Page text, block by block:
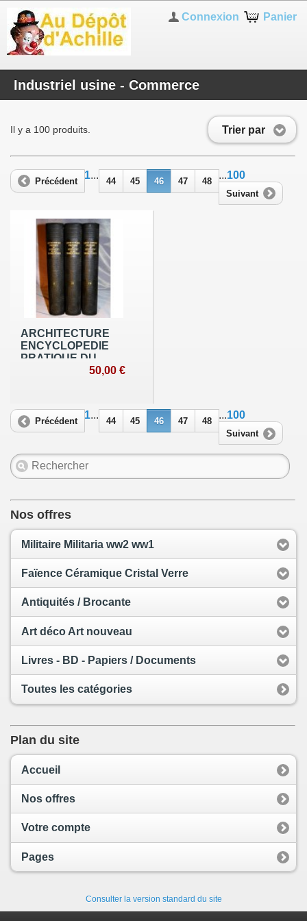
Panier
Connexion
Industriel usine - Commerce
Trier par
Il y a 100 produits.
Précédent
1...
44 45 46 47 48
...100
Suivant
ARCHITECTURE
ENCYCLOPEDIE
PRATIQUE DU
BATIMENT ET DES
50,00 €
Précédent
1...
44 45 46 47 48
...100
Suivant
Nos offres
Militaire Militaria ww2 ww1
Faïence Céramique Cristal Verre
Antiquités / Brocante
Art déco Art nouveau
Livres - BD - Papiers / Documents
Toutes les catégories
Plan du site
Accueil
Nos offres
Votre compte
Pages
Consulter la version standard du site